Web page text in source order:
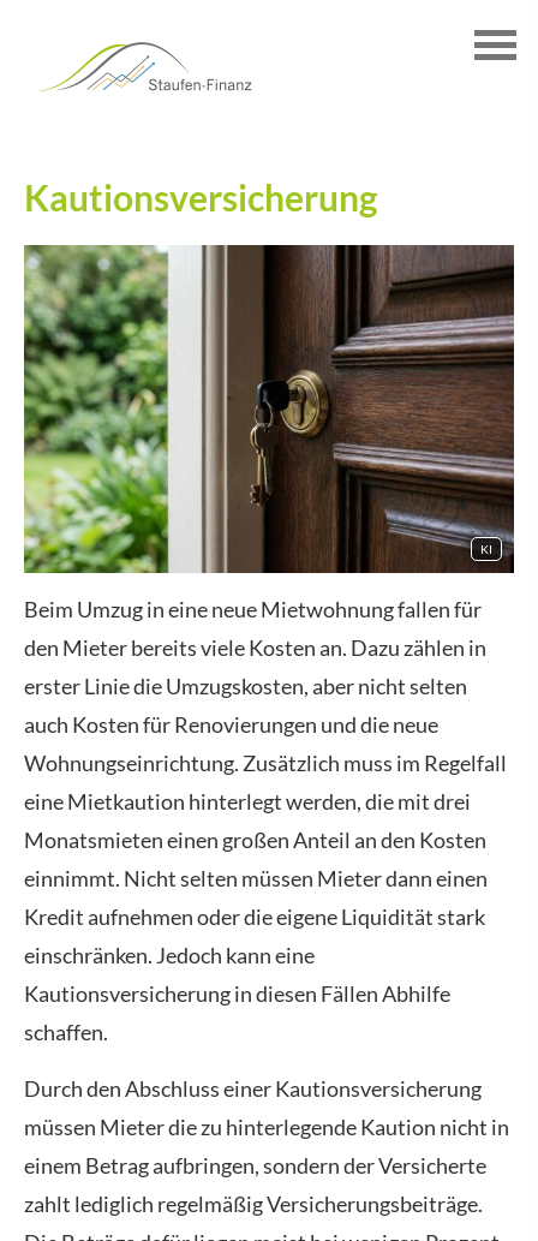
Kautionsversicherung
KI
Beim Umzug in eine neue Mietwohnung fallen für
den Mieter bereits viele Kosten an. Dazu zählen in
erster Linie die Umzugskosten, aber nicht selten
auch Kosten für Renovierungen und die neue
Wohnungseinrichtung. Zusätzlich muss im Regelfall
eine Mietkaution hinterlegt werden, die mit drei
Monatsmieten einen großen Anteil an den Kosten
einnimmt. Nicht selten müssen Mieter dann einen
Kredit aufnehmen oder die eigene Liquidität stark
einschränken. Jedoch kann eine
Kautionsversicherung in diesen Fällen Abhilfe
schaffen.
Durch den Abschluss einer Kautionsversicherung
müssen Mieter die zu hinterlegende Kaution nicht in
einem Betrag aufbringen, sondern der Versicherte
zahlt lediglich regelmäßig Versicherungsbeiträge.